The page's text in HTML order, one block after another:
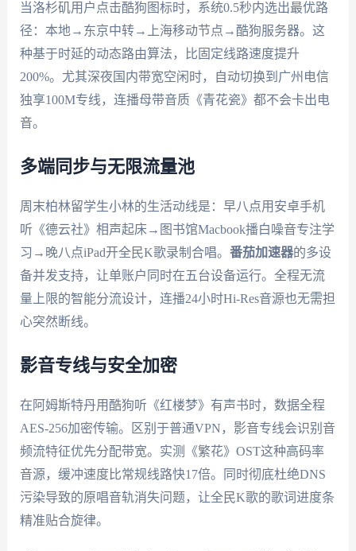
当洛杉矶用户点击酷狗图标时，系统0.5秒内选出最优路
径：本地→东京中转→上海移动节点→酷狗服务器。这
种基于时延的动态路由算法，比固定线路速度提升
200%。尤其深夜国内带宽空闲时，自动切换到广州电信
独享100M专线，连播母带音质《青花瓷》都不会卡出电
音。
多端同步与无限流量池
周末柏林留学生小林的生活动线是：早八点用安卓手机
听《德云社》相声起床→图书馆Macbook播白噪音专注学
习→晚八点iPad开全民K歌录制合唱。 番茄加速器的多设
备并发支持，让单账户同时在五台设备运行。全程无流
量上限的智能分流设计，连播24小时Hi-Res音源也无需担
心突然断线。
影音专线与安全加密
在阿姆斯特丹用酷狗听《红楼梦》有声书时，数据全程
AES-256加密传输。区别于普通VPN，影音专线会识别音
频流特征优先分配带宽。实测《繁花》OST这种高码率
音源，缓冲速度比常规线路快17倍。同时彻底杜绝DNS
污染导致的原唱音轨消失问题，让全民K歌的歌词进度条
精准贴合旋律。